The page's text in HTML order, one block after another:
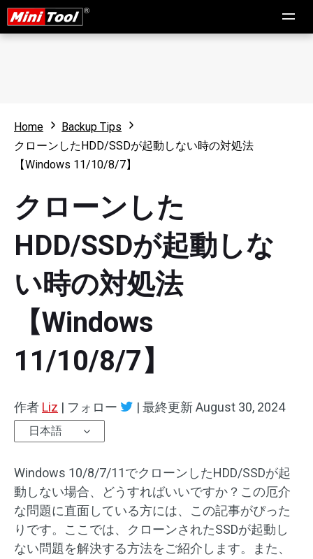
Home
Backup Tips
クローンしたHDD/SSDが起動しない時の対処法
【Windows 11/10/8/7】
クローンした
HDD/SSDが起動しな
い時の対処法
【Windows
11/10/8/7】
作者 Liz | フォロー | 最終更新August 30, 2024
日本語
Windows 10/8/7/11でクローンしたHDD/SSDが起
動しない場合、どうすればいいですか？この厄介
な問題に直面している方には、この記事がぴった
りです。ここでは、クローンされたSSDが起動し
ない問題を解決する方法をご紹介します。また、